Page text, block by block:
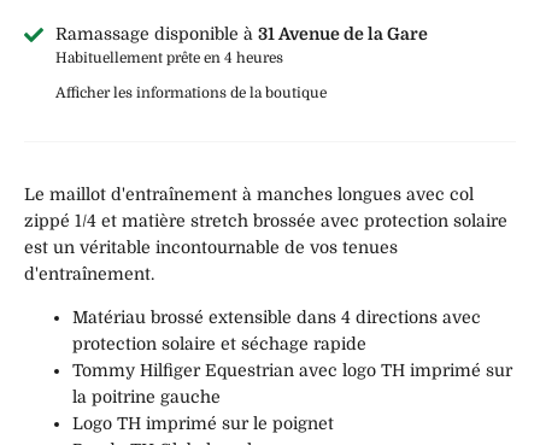
Ramassage disponible à 31 Avenue de la Gare
Habituellement prête en 4 heures
Afficher les informations de la boutique
Le maillot d'entraînement à manches longues avec col
zippé 1/4 et matière stretch brossée avec protection solaire
est un véritable incontournable de vos tenues
d'entraînement.
Matériau brossé extensible dans 4 directions avec
protection solaire et séchage rapide
Tommy Hilfiger Equestrian avec logo TH imprimé sur
la poitrine gauche
Logo TH imprimé sur le poignet